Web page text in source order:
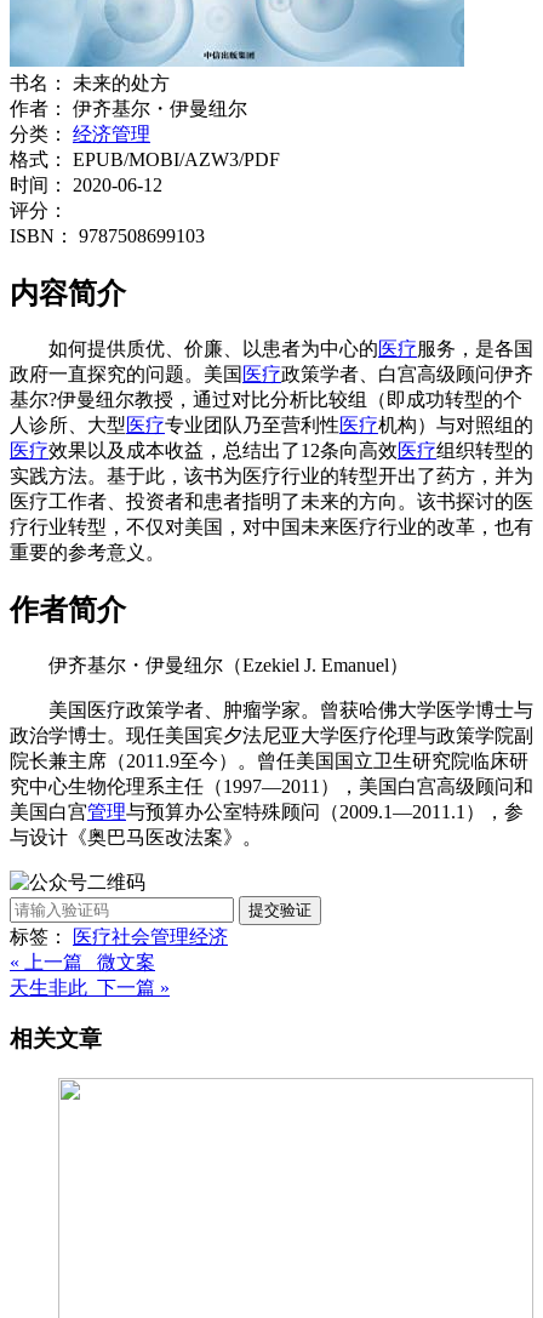
书名：
未来的处方
作者：
伊齐基尔・伊曼纽尔
分类：
经济管理
格式：
EPUB/MOBI/AZW3/PDF
时间：
2020-06-12
评分：
ISBN：
9787508699103
内容简介
如何提供质优、价廉、以患者为中心的医疗服务，是各国
政府一直探究的问题。美国 医疗政策学者、白宫高级顾问伊齐
基尔?伊曼纽尔教授，通过对比分析比较组（即成功转型的个
人诊所、大型医疗专业团队乃至营利性医疗机构）与对照组的
医疗效果以及成本收益，总结出了12条向高效医疗组织转型的
实践方法。基于此，该书为医疗行业的转型开出了药方，并为
医疗工作者、投资者和患者指明了未来的方向。该书探讨的医
疗行业转型，不仅对美国，对中国未来医疗行业的改革，也有
重要的参考意义。
作者简介
伊齐基尔・伊曼纽尔（Ezekiel J. Emanuel）
美国医疗政策学者、肿瘤学家。曾获哈佛大学医学博士与
政治学博士。现任美国宾夕法尼亚大学医疗伦理与政策学院副
院长兼主席（2011.9至今）。曾任美国国立卫生研究院临床研
究中心生物伦理系主任（1997—2011），美国白宫高级顾问和
美国白宫管理与预算办公室特殊顾问（2009.1—2011.1），参
与设计《奥巴马医改法案》。
提交验证
标签： 医疗社会管理经济
« 上一篇 微文案
天生非此 下一篇 »
相关文章